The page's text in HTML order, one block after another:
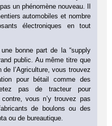
un phénomène nouveau. Il
automobiles et nombre
électroniques en tout
bonne part de la “supply
public. Au même titre que
l’Agriculture, vous trouvez
pour bétail comme des
pas de tracteur pour
vous n’y trouvez pas
de boulons ou des
ou de bureautique.